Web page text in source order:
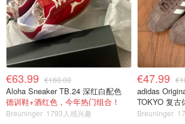
€63.99 €160.00
Aloha Sneaker TB.24 深红白配色
德训鞋+酒红色，今年热门组合！
Breuninger 1793人感兴趣
€47.99
adidas
TOKYO 复古
Breuninger